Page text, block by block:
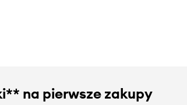
na pierwsze zakupy